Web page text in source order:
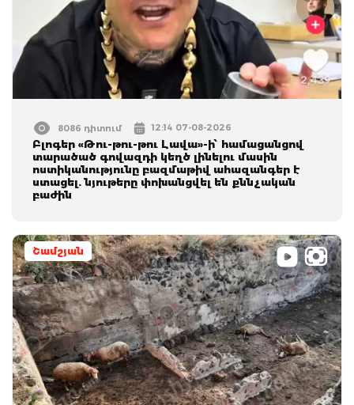
8086 դիտում 12:14 07-08-2026
Բլոգեր «Թու-թու-թու Լավա»-ի՝ համացանցով
տարածած գովազդի կեղծ լինելու մասին
ոստիկանությունը բազմաթիվ ահազանգեր է
ստացել. նյութերը փոխանցվել են քննչական
բաժին
Շամշյան